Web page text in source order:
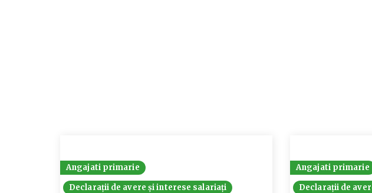
Angajati primarie
Declarații de avere și interese salariați
Angajati primarie
Declarații de